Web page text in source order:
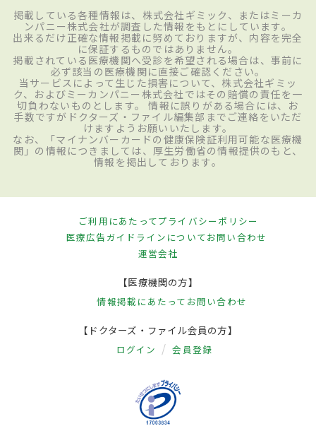
掲載している各種情報は、株式会社ギミック、またはミーカ
ンパニー株式会社が調査した情報をもとにしています。
出来るだけ正確な情報掲載に努めておりますが、内容を完全
に保証するものではありません。
掲載されている医療機関へ受診を希望される場合は、事前に
必ず該当の医療機関に直接ご確認ください。
当サービスによって生じた損害について、株式会社ギミッ
ク、およびミーカンパニー株式会社ではその賠償の責任を一
切負わないものとします。 情報に誤りがある場合には、お
手数ですがドクターズ・ファイル編集部までご連絡をいただ
けますようお願いいたします。
なお、「マイナンバーカードの健康保険証利用可能な医療機
関」の情報につきましては、厚生労働省の情報提供のもと、
情報を掲出しております。
ご利用にあたってプライバシーポリシー
医療広告ガイドラインについてお問い合わせ
運営会社
【医療機関の方】
情報掲載にあたって お問い合わせ
【ドクターズ・ファイル会員の方】
ログイン 会員登録